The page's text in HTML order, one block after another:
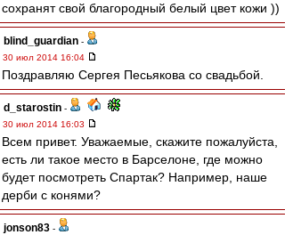
сохранят свой благородный белый цвет кожи ))
blind_guardian -
30 июл 2014 16:04
Поздравляю Сергея Песьякова со свадьбой.
d_starostin -
30 июл 2014 16:03
Всем привет. Уважаемые, скажите пожалуйста,
есть ли такое место в Барселоне, где можно
будет посмотреть Спартак? Например, наше
дерби с конями?
jonson83 -